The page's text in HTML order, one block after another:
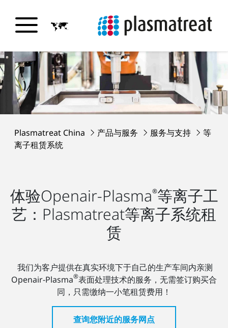
Plasmatreat China 产品与服务 服务与支持
等
离子租赁系统
体验Openair-Plasma®等离子工
艺：Plasmatreat等离子系统租
赁
我们为客户提供在真实环境下于自己的生产车间内亲测
Openair-Plasma®表面处理技术的服务，无需签订购买合
同，只需缴纳一小笔租赁费用！
查询您附近的服务网点